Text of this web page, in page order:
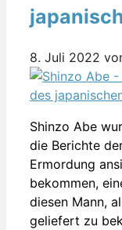
8. Juli 2022
Shinzo Abe
die Berichte
Ermordung
bekommen,
diesen Mann,
geliefert zu